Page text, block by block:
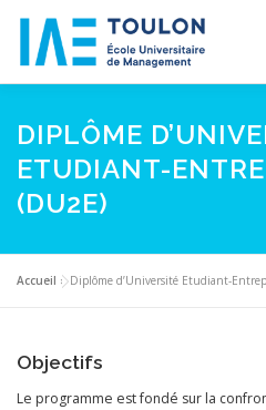
IAE TOULON
L’INTERNATIONAL
DIPLÔME
ETUDIANT-
(DU2E)
Accueil »Diplôme d’Université Etudiant-
Objectifs
Le programme est fondé sur la